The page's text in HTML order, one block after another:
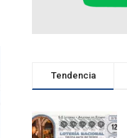
Tendencia